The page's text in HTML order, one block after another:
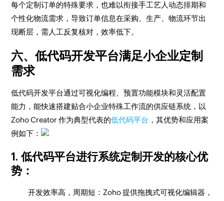
每个定制订单的特殊要求，也难以衔接手工艺人动态排期和
个性化物流需求，导致订单信息在采购、生产、物流环节出
现断层，需人工反复核对，效率低下。
六、低代码开发平台满足小企业定制
需求
低代码开发平台通过可视化编程、预置功能模块和灵活配置
能力，能快速搭建贴合小企业特殊工作流的供应链系统，以
Zoho Creator 作为典型代表的低代码平台 ，其优势和应用案
例如下：
1. 低代码平台进行系统定制开发的核心优
势：
开发效率高，周期短：Zoho 提供拖拽式可视化编辑器，